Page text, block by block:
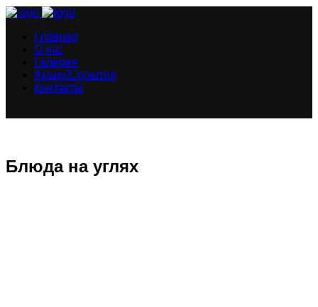
Главная
О нас
Галерея
Акции/События
Контакты
Блюда на углях